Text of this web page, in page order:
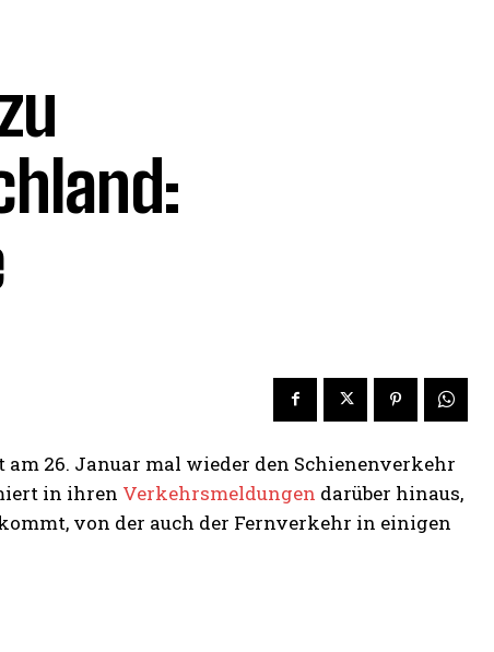
26. Januar mal wieder den Schienenverkehr
in ihren Verkehrsmeldungen darüber hinaus,
von der auch der Fernverkehr in einigen